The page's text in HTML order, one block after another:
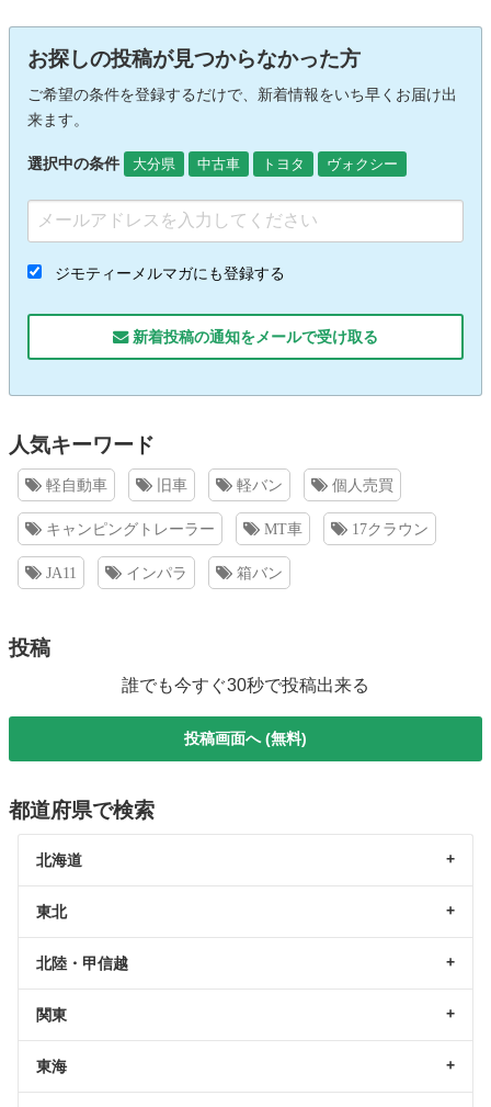
お探しの投稿が見つからなかった方
ご希望の条件を登録するだけで、新着情報をいち早くお届け出
来ます。
選択中の条件 大分県 中古車 トヨタ ヴォクシー
ジモティーメルマガにも登録する
新着投稿の通知をメールで受け取る
人気キーワード
軽自動車 旧車 軽バン 個人売買
キャンピングトレーラー MT車 17クラウン
JA11 インパラ 箱バン
投稿
誰でも今すぐ30秒で投稿出来る
投稿画面へ (無料)
都道府県で検索
北海道
東北
北陸・甲信越
関東
東海